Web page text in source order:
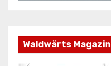
Waldwärts Magazin